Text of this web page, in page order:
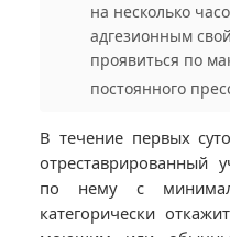
на несколько
адгезионным
проявиться по
постоянного
В течение первых
отреставрированный
по нему с
категорически